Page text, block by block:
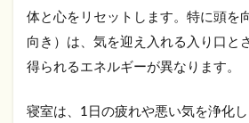
方角
別・
枕の
がも
す運
体と心をリセットします。特に頭を
向き）は、気を迎え入れる入り口と
得られるエネルギーが異なります。
寝室は、1日の疲れや悪い気を浄化